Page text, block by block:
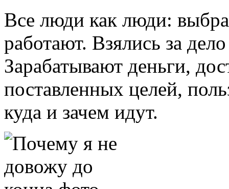
Все люди как люди:
работают. Взялись за
Зарабатывают деньги,
поставленных целей,
куда и зачем идут.